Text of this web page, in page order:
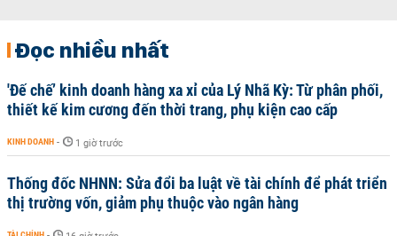
Đọc nhiều nhất
'Đế chế’ kinh doanh hàng xa xỉ của Lý Nhã Kỳ: Từ phân phối,
thiết kế kim cương đến thời trang, phụ kiện cao cấp
KINH DOANH - 1 giờ trước
Thống đốc NHNN: Sửa đổi ba luật về tài chính để phát triển
thị trường vốn, giảm phụ thuộc vào ngân hàng